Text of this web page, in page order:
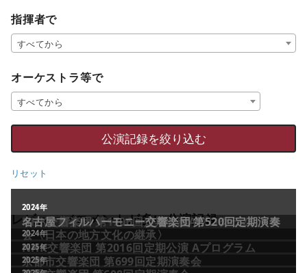
指揮者で
すべてから
オーケストラ等で
すべてから
リセット
レビュー／コメントが多い公演記録